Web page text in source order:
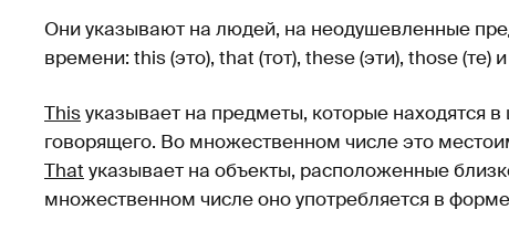
Они указывают на людей, на неодушевленные
времени: this (это), that (тот), these (эти), those (те)
Thisуказывает на предметы, которые находятся в
говорящего. Во множественном числе это
That указывает на объекты, расположенные
множественном числе оно употребляется в форме